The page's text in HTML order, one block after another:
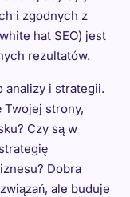
i zgodnych z
hat SEO) jest
rezultatów.
analizy i strategii.
Twojej strony,
Czy są w
Dobra
ale buduje